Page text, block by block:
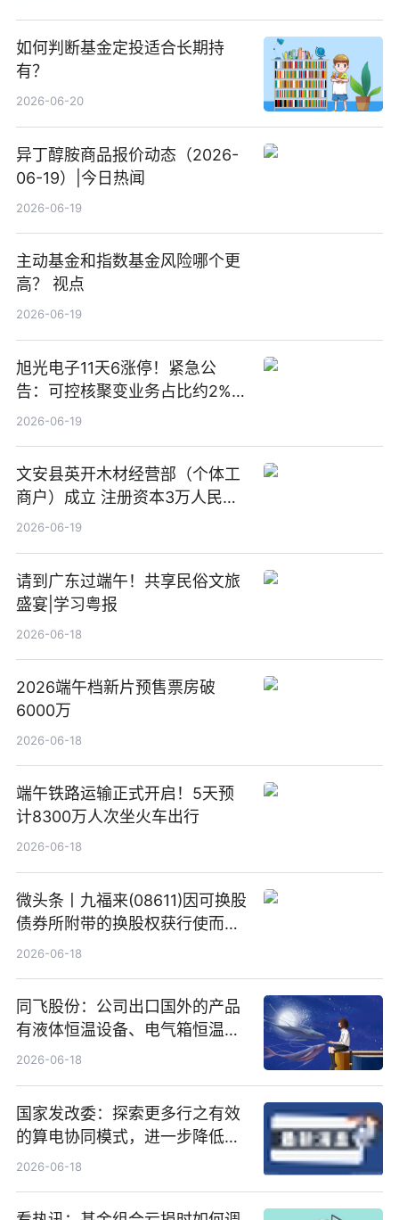
如何判断基金定投适合长期持
有？
2026-06-20
异丁醇胺商品报价动态（2026-
06-19）|今日热闻
2026-06-19
主动基金和指数基金风险哪个更
高？ 视点
2026-06-19
旭光电子11天6涨停！紧急公
告：可控核聚变业务占比约2%！
前沿热点
2026-06-19
文安县英开木材经营部（个体工
商户）成立 注册资本3万人民币
新要闻
2026-06-19
请到广东过端午！共享民俗文旅
盛宴|学习粤报
2026-06-18
2026端午档新片预售票房破
6000万
2026-06-18
端午铁路运输正式开启！5天预
计8300万人次坐火车出行
2026-06-18
微头条丨九福来(08611)因可换股
债券所附带的换股权获行使而发
行5200万股
2026-06-18
同飞股份：公司出口国外的产品
有液体恒温设备、电气箱恒温装
置、纯水冷却单元和特种换热器
2026-06-18
国家发改委：探索更多行之有效
的算电协同模式，进一步降低网
络传输时延_最资讯
2026-06-18